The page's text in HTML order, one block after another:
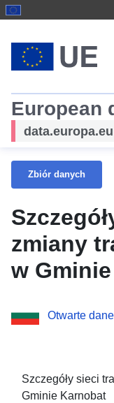
European
data.europa.eu
Zbiór danych
zmiany
w
Otwarte
Szczegóły sieci
Gminie Karnobat